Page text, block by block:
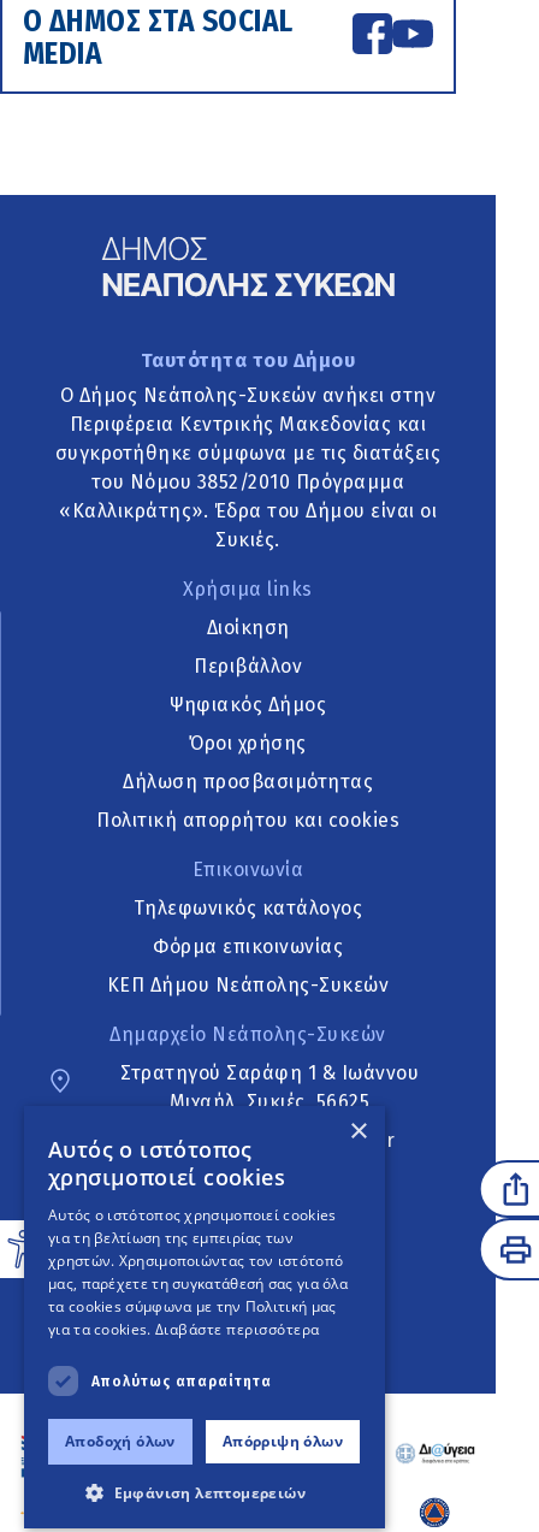
Ο ΔΗΜΟΣ ΣΤΑ SOCIAL
MEDIA
Ταυτότητα του Δήμου
Ο Δήμος Νεάπολης-Συκεών ανήκει στην
Περιφέρεια Κεντρικής Μακεδονίας και
συγκροτήθηκε σύμφωνα με τις διατάξεις
του Νόμου 3852/2010 Πρόγραμμα
«Καλλικράτης». Έδρα του Δήμου είναι οι
Συκιές.
Χρήσιμα links
Διοίκηση
Περιβάλλον
Ψηφιακός Δήμος
Όροι χρήσης
Δήλωση προσβασιμότητας
Πολιτική απορρήτου και cookies
Επικοινωνία
Τηλεφωνικός κατάλογος
Φόρμα επικοινωνίας
ΚΕΠ Δήμου Νεάπολης-Συκεών
Δημαρχείο Νεάπολης-Συκεών
Στρατηγού Σαράφη 1 & Ιωάννου
Μιχαήλ, Συκιές, 56625
neapoli.sykies@ddt.gov.gr
Ακολουθήστε
English Version
An project
×
Αυτός ο ιστότοπος
χρησιμοποιεί cookies
Αυτός ο ιστότοπος χρησιμοποιεί cookies
για τη βελτίωση της εμπειρίας των
χρηστών. Χρησιμοποιώντας τον ιστότοπό
μας, παρέχετε τη συγκατάθεσή σας για όλα
τα cookies σύμφωνα με την Πολιτική μας
για τα cookies. Διαβάστε περισσότερα
Απολύτως απαραίτητα
Αποδοχή όλων Απόρριψη όλων
Εμφάνιση λεπτομερειών